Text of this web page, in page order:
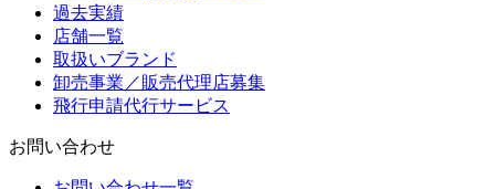
過去実績
店舗一覧
取扱いブランド
卸売事業／販売代理店募集
飛行申請代行サービス
お問い合わせ